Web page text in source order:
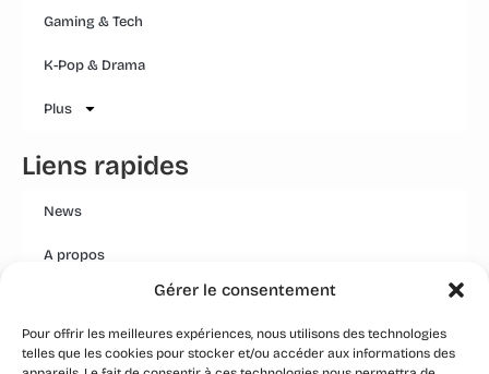
Gérer le consentement
Pour offrir les meilleures expériences, nous utilisons des technologies
telles que les cookies pour stocker et/ou accéder aux informations des
Gaming & Tech
K-Pop & Drama
Plus
Liens rapides
News
A propos
Mentions légales
Conditions générales